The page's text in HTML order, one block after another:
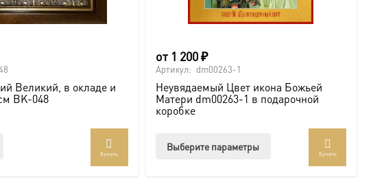
Великий, в окладе и
BK-048
Купить
от 1 200₽
Артикул: dm00263-1
Неувядаемый Цвет икона Божьей
Матери dm00263-1 в подарочной
коробке
Выберите параметры
Купить